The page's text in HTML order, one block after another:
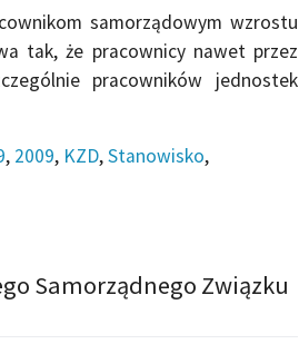
samorządowym wzrostu
tak, że pracownicy nawet przez
pracowników jednostek
, 2009, KZD,Stanowisko,
Samorządnego Związku